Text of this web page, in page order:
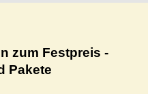
zum Festpreis -
Pakete